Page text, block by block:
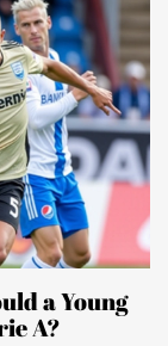
a Young
A?